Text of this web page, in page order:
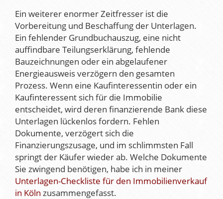
Ein weiterer enormer Zeitfresser ist die
Vorbereitung und Beschaffung der Unterlagen.
Ein fehlender Grundbuchauszug, eine nicht
auffindbare Teilungserklärung, fehlende
Bauzeichnungen oder ein abgelaufener
Energieausweis verzögern den gesamten
Prozess. Wenn eine Kaufinteressentin oder ein
Kaufinteressent sich für die Immobilie
entscheidet, wird deren finanzierende Bank diese
Unterlagen lückenlos fordern. Fehlen
Dokumente, verzögert sich die
Finanzierungszusage, und im schlimmsten Fall
springt der Käufer wieder ab. Welche Dokumente
Sie zwingend benötigen, habe ich in meiner
Unterlagen-Checkliste für den Immobilienverkauf
in Köln zusammengefasst.